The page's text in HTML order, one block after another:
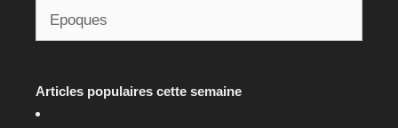
Articles populaires cette semaine